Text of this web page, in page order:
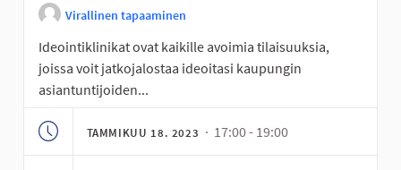
Virallinen tapaaminen
Ideointiklinikat ovat kaikille avoimia tilaisuuksia,
joissa voit jatkojalostaa ideoitasi kaupungin
asiantuntijoiden...
TAMMIKUU 18. 2023 · 17:00 - 19:00